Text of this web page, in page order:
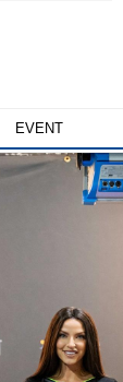
EVENT